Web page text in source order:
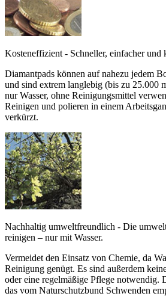
Kosteneffizient - Schneller, einfacher und
Diamantpads können auf nahezu jedem
und sind extrem langlebig (bis zu 25.000
nur Wasser, ohne Reinigungsmittel
Reinigen und polieren in einem
verkürzt.
Nachhaltig umweltfreundlich - Die
reinigen – nur mit Wasser.
Vermeidet den Einsatz von Chemie, da
Reinigung genügt. Es sind außerdem
oder eine regelmäßige Pflege notwendig.
das vom Naturschutzbund Schwenden